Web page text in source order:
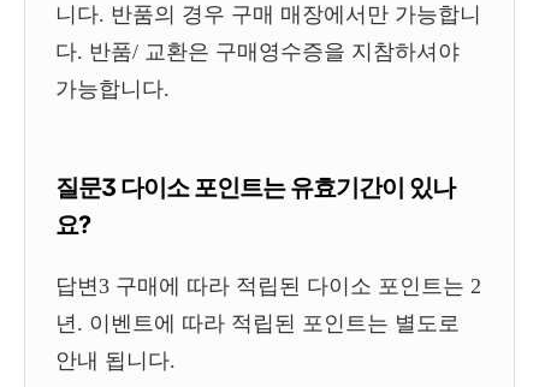
니다. 반품의 경우 구매 매장에서만 가능합니
다. 반품/ 교환은 구매영수증을 지참하셔야
가능합니다.
질문3 다이소 포인트는 유효기간이 있나
요?
답변3 구매에 따라 적립된 다이소 포인트는 2
년. 이벤트에 따라 적립된 포인트는 별도로
안내 됩니다.